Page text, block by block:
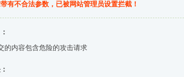
有不合法参数，已被网站管理员设置拦截！
的内容包含危险的攻击请求